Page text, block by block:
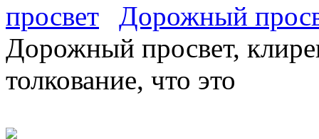
Дорожный
Дорожный просвет,
толкование, что это